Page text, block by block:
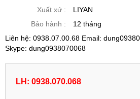
Xuất xứ :
LIYAN
Bảo hành :
12 tháng
Liên hệ: 0938.07.00.68 Email:
Skype: dung0938070068
LH: 0938.070.068